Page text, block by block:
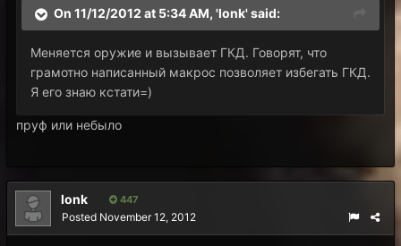
On 11/12/2012 at 5:34 AM, 'lonk' said:
Меняется оружие и вызывает ГКД. Говорят, что
грамотно написанный макрос позволяет избегать ГКД.
Я его знаю кстати=)
пруф или небыло
lonk 447
Posted November 12, 2012